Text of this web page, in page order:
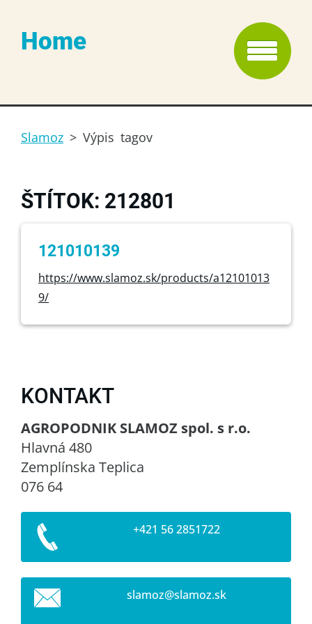
Home
Slamoz > Výpis tagov
ŠTÍTOK: 212801
121010139
https://www.slamoz.sk/products/a12101013
9/
KONTAKT
AGROPODNIK SLAMOZ spol. s r.o.
Hlavná 480
Zemplínska Teplica
076 64
+421 56 2851722
slamoz@slamoz.sk